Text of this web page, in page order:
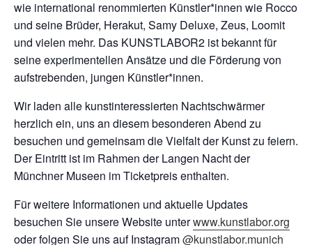
wie international renommierten Künstler*innen wie Rocco
und seine Brüder, Herakut, Samy Deluxe, Zeus, Loomit
und vielen mehr. Das KUNSTLABOR2 ist bekannt für
seine experimentellen Ansätze und die Förderung von
aufstrebenden, jungen Künstler*innen.
Wir laden alle kunstinteressierten Nachtschwärmer
herzlich ein, uns an diesem besonderen Abend zu
besuchen und gemeinsam die Vielfalt der Kunst zu feiern.
Der Eintritt ist im Rahmen der Langen Nacht der
Münchner Museen im Ticketpreis enthalten.
Für weitere Informationen und aktuelle Updates
besuchen Sie unsere Website unterwww.kunstlabor.org
oder folgen Sie uns auf Instagram@kunstlabor.munich